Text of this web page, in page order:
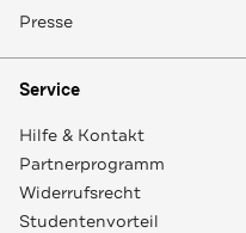
Presse
Service
Hilfe & Kontakt
Partnerprogramm
Widerrufsrecht
Studentenvorteil